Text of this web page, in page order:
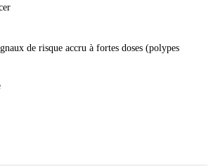
de risque accru à fortes doses (polypes